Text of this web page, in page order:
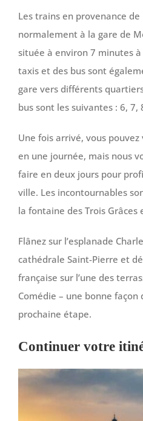
Les trains en provenance
normalement à la gare de
située à environ 7 minutes
taxis et des bus sont
gare vers différents
bus sont les suivantes : 6, 7,
Une fois arrivé, vous
en une journée, mais nous
faire en deux jours pour
ville. Les incontournables
la fontaine des Trois
Flânez sur l’esplanade
cathédrale Saint-Pierre et
française sur l’une des
Comédie – une bonne façon
prochaine étape.
Continuer votre